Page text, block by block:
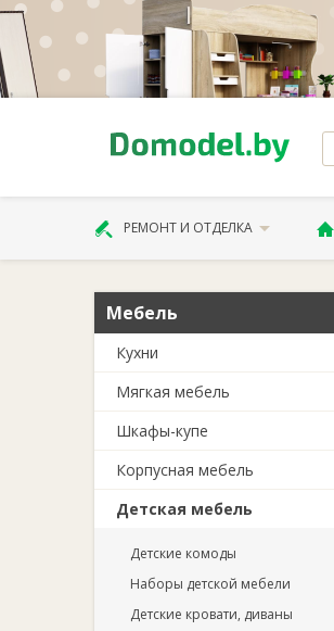
РЕМОНТ И ОТДЕЛКА
Мебель
Кухни
Мягкая мебель
Шкафы-купе
Корпусная мебель
Детская мебель
Детские комоды
Наборы детской мебели
Детские кровати, диваны